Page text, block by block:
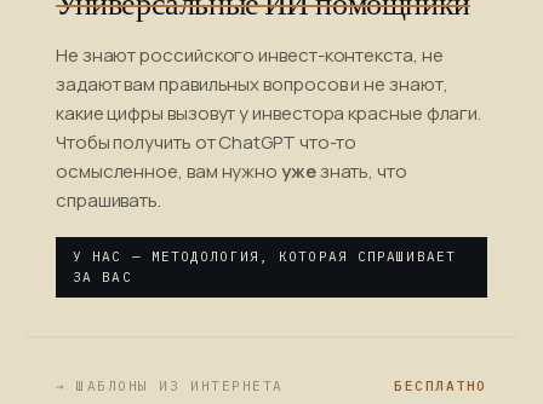
Не знают российского инвест-контекста, не
задают вам правильных вопросов и не знают,
какие цифры вызовут у инвестора красные флаги.
Чтобы получить от ChatGPT что-то
осмысленное, вам нужноужезнать, что
спрашивать.
У НАС — МЕТОДОЛОГИЯ, КОТОРАЯ СПРАШИВАЕТ
ЗА ВАС
→ ШАБЛОНЫ ИЗ ИНТЕРНЕТА БЕСПЛАТНО